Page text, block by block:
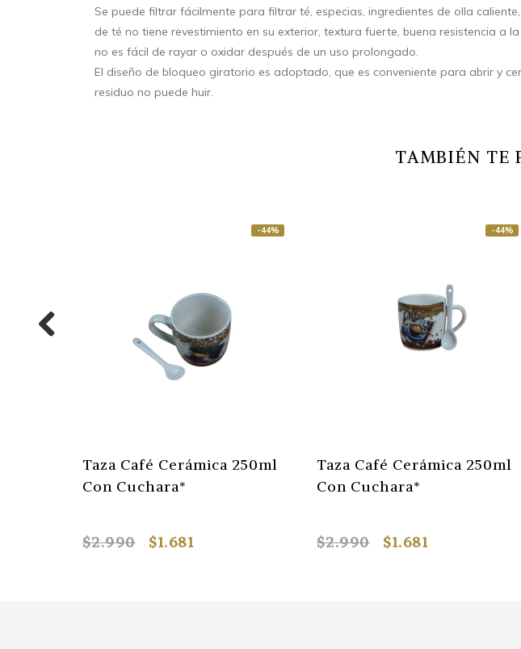
Se puede filtrar fácilmente para filtrar té, especias, ingredientes de olla
de té no tiene revestimiento en su exterior, textura fuerte, buena resistencia a
no es fácil de rayar o oxidar después de un uso prolongado.
El diseño de bloqueo giratorio es adoptado, que es conveniente para abrir y
residuo no puede huir.
TAMBIÉN TE
-44%
Taza Café Cerámica 250ml
Con Cuchara*
$2.990 $1.681
-44%
Taza Café Cerámica 250ml
Con Cuchara*
$2.990 $1.681